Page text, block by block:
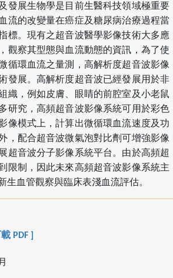
發展生物學是目前生醫科技領域極重要
流的改變量在癌症及糖尿病治療過程當
標。現有之超音波醫學影像技術大多應
觀察其型態與血流動態的資訊，為了使
循環血流之量測，高解析度超音波影像
發展。高解析度超音波已經發展用於非
織，例如皮膚、眼睛的前腔室及小老鼠
研究，高頻超音波影像系統可用於彩色
像模式上，計算出微循環血流速度及功
，配合超音波微氣泡對比劑可增強影像
超音波分子影像系統平台。由於高頻超
限制，因此未來高頻超音波影像系統主
生血管觀察與臨床表淺血流評估。
載 PDF ]